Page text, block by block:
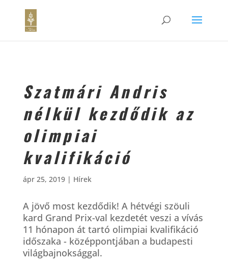
Szatmári Andris
nélkül kezdődik az
olimpiai
kvalifikáció
ápr 25, 2019| Hírek
A jövő most kezdődik! A hétvégi szöuli
kard Grand Prix-val kezdetét veszi a vívás
11 hónapon át tartó olimpiai kvalifikáció
időszaka - középpontjában a budapesti
világbajnoksággal.